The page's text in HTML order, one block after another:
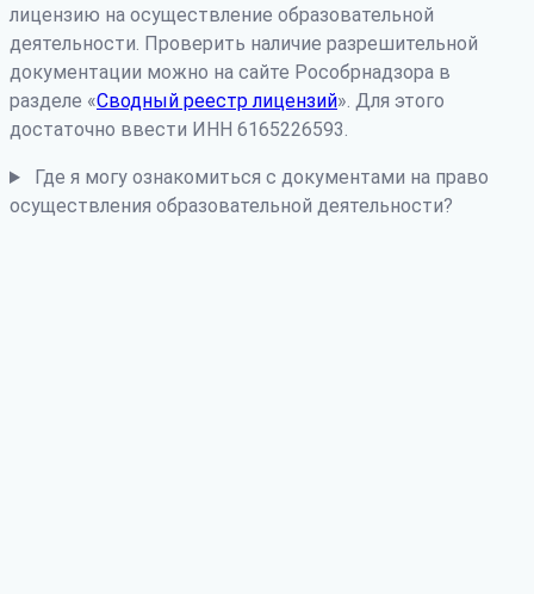
лицензию на осуществление образовательной
деятельности. Проверить наличие разрешительной
документации можно на сайте Рособрнадзора в
разделе «Сводный реестр лицензий». Для этого
достаточно ввести ИНН 6165226593.
Где я могу ознакомиться с документами на право
осуществления образовательной деятельности?